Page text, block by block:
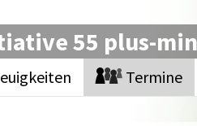
55 plus-
Termine